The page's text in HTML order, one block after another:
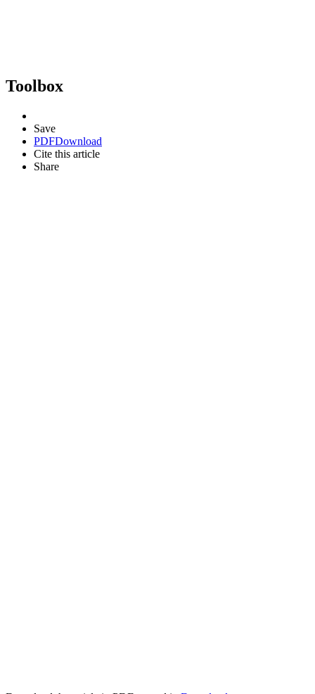
Toolbox
Save
PDFDownload
Cite this article
Share